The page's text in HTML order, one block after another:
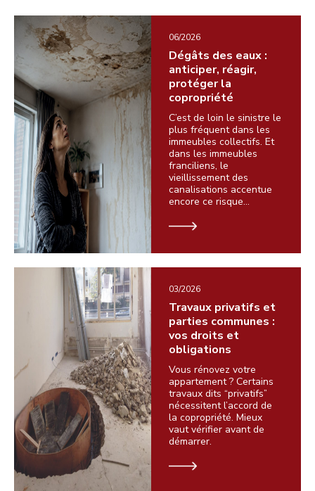
06/2026
Dégâts des eaux :
anticiper, réagir,
protéger la
copropriété
C’est de loin le sinistre le
plus fréquent dans les
immeubles collectifs. Et
dans les immeubles
franciliens, le
vieillissement des
canalisations accentue
encore ce risque…
03/2026
Travaux privatifs et
parties communes :
vos droits et
obligations
Vous rénovez votre
appartement ? Certains
travaux dits “privatifs”
nécessitent l’accord de
la copropriété. Mieux
vaut vérifier avant de
démarrer.